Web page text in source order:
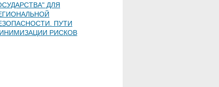
ДЛЯ
ПУТИ
РИСКОВ